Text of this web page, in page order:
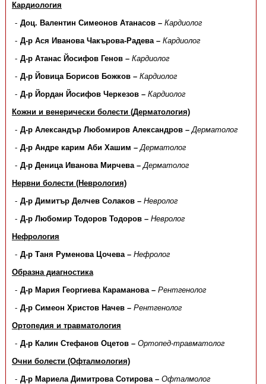
Кардиология
Доц. Валентин Симеонов Атанасов – Кардиолог
Д-р Ася Иванова Чакърова-Радева – Кардиолог
Д-р Атанас Йосифов Генов – Кардиолог
Д-р Йовица Борисов Божков – Кардиолог
Д-р Йордан Йосифов Черкезов – Кардиолог
Кожни и венерически болести (Дерматология)
Д-р Александър Любомиров Александров – Дерматолог
Д-р Андре карим Аби Хашим – Дерматолог
Д-р Деница Иванова Мирчева – Дерматолог
Нервни болести (Неврология)
Д-р Димитър Делчев Солаков – Невролог
Д-р Любомир Тодоров Тодоров – Невролог
Нефрология
Д-р Таня Руменова Цочева – Нефролог
Образна диагностика
Д-р Мария Георгиева Караманова – Рентгенолог
Д-р Симеон Христов Начев – Рентгенолог
Ортопедия и травматология
Д-р Калин Стефанов Оцетов – Ортопед-травматолог
Очни болести (Офталмология)
Д-р Мариела Димитрова Сотирова – Офталмолог